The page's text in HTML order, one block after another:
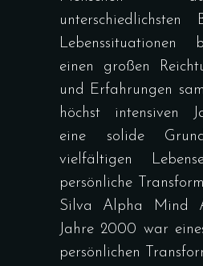
unterschiedlichsten
Lebenssituationen
einen großen
und Erfahrungen
höchst intensiven
eine solide
vielfältigen
persönliche
Silva Alpha Mind
Jahre 2000 war
persönlichen